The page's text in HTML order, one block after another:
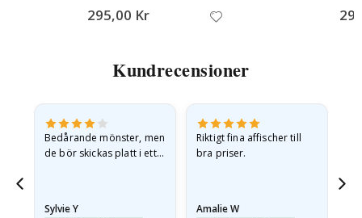
295,00 Kr
Kundrecensioner
Bedårande mönster, men
de bör skickas platt i ett
Sylvie Y
Riktigt fina affischer till
bra priser.
Amalie W